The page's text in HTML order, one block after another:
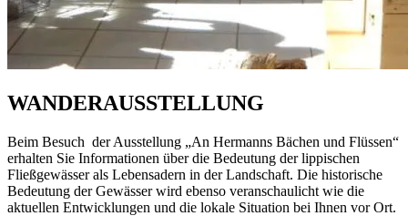
WANDERAUSSTELLUNG
Beim Besuch der Ausstellung „An Hermanns Bächen und Flüssen“
erhalten Sie Informationen über die Bedeutung der lippischen
Fließgewässer als Lebensadern in der Landschaft. Die historische
Bedeutung der Gewässer wird ebenso veranschaulicht wie die
aktuellen Entwicklungen und die lokale Situation bei Ihnen vor Ort.